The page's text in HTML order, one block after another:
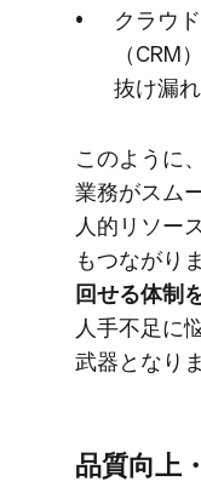
クラウ
（CRM
抜け漏
このように
業務が​スム
人的リソー
もつながり
回せる​体制
人手不足に​
武器と​なり
品質向上